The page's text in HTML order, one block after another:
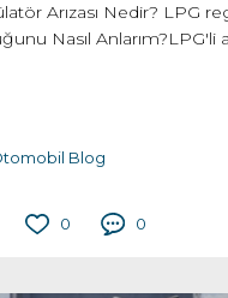
Arızası Nedir? LPG
Nasıl Anlarım?LPG'li
Blog
0 0